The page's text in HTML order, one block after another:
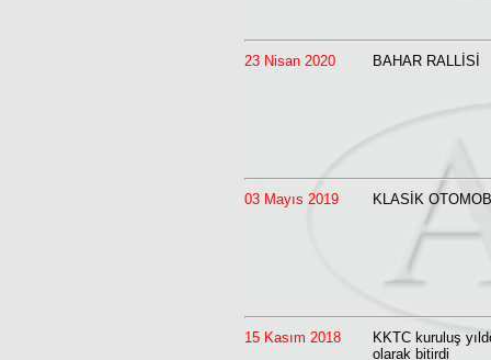
23 Nisan 2020 BAHAR RALLİSİ
03 Mayıs 2019 KLASİK
15 Kasım 2018
KKTC kuruluş
olarak bitirdi